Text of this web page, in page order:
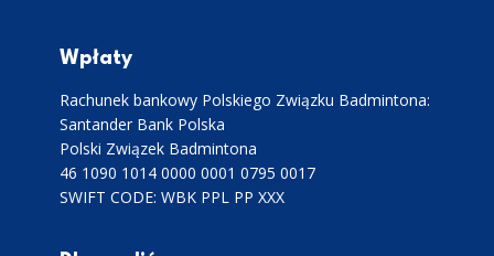
Wpłaty
Rachunek bankowy Polskiego Związku Badmintona:
Santander Bank Polska
Polski Związek Badmintona
46 1090 1014 0000 0001 0795 0017
SWIFT CODE: WBK PPL PP XXX